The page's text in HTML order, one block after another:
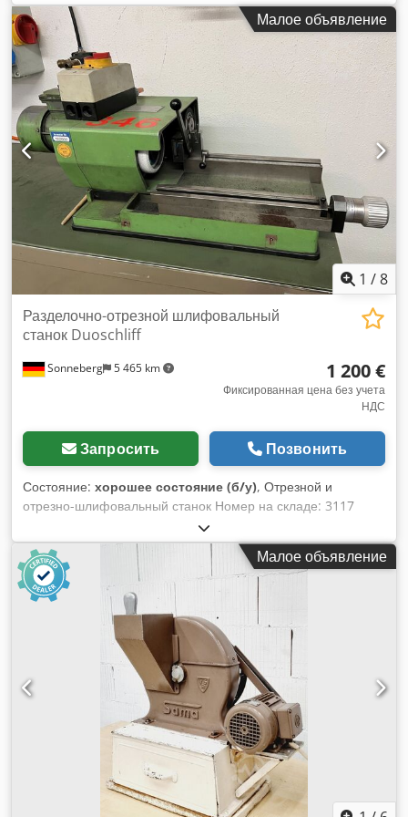
Заводской номер: 21139 Электрические характеристики:
400 В Вес: примерно 1200 кг Dodpsyfnpiefx Adyewa
Скорости резки (периферийная скорость диска): Количество
зубьев Z59: • 1-я передача: 17 м/мин • 2-я передача: 34 м/
мин Количество зубьев Z72: • 1-я передача: 14 м/мин • 2-я
передача: 28 м/мин Количество зубьев Z90: • 1-я передача:
11 м/мин • 2-я передача: 22 м/мин
Малое объявление
1 /8
Sonneberg 5 465 km
Разделочно-отрезной шлифовальный
станок Duoschliff
1 200 €
Фиксированная цена без учета
НДС
Запросить Позвонить
Состояние: хорошее состояние (б/у), Отрезной и
отрезно-шлифовальный станок Номер на складе: 3117
Производитель: предположительно HAAS Год выпуска: 1982
Номер станка: Тип/модель: Duoschliff Скорость вращения
отрезного диска: Скорость вращения шлифовального
диска: Диаметр отрезного диска: 90 мм Диаметр
шлифовального диска: 100 мм (тарельчатый диск) Длина
заготовки: 300 мм Двигатель: 0,25 кВт Комплектация/
оборудование: Состояние: хорошее Вес: 50 кг Dwedjzmp
Aropfx Adyoa Габариты: 340 x 800 x 300 мм
Малое объявление